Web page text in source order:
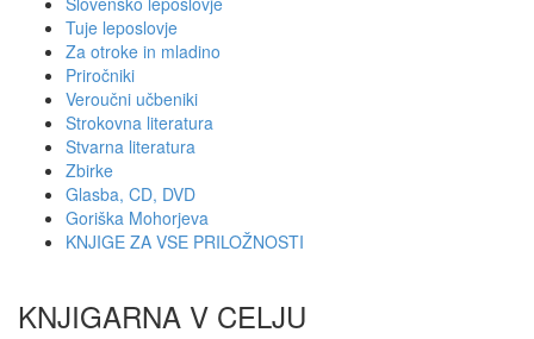
Tuje leposlovje
Za otroke in mladino
Priročniki
Veroučni učbeniki
Strokovna literatura
Stvarna literatura
Zbirke
Glasba, CD, DVD
Goriška Mohorjeva
KNJIGE ZA VSE PRILOŽNOSTI
KNJIGARNA V CELJU